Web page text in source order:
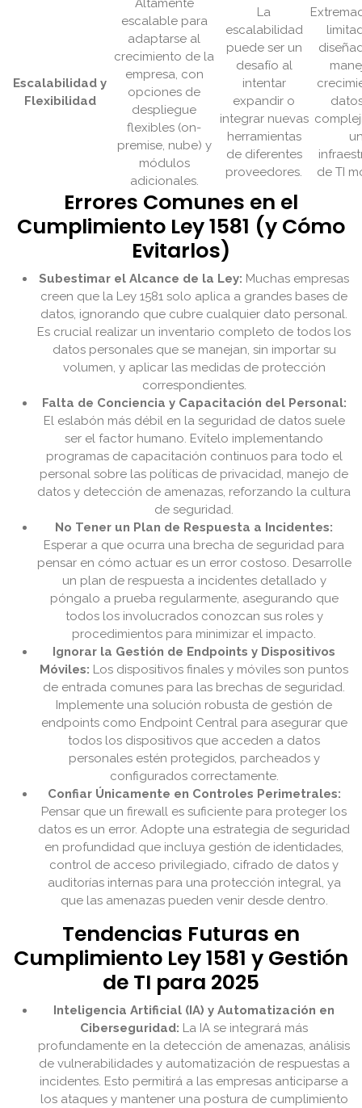
Escalabilidad y
Flexibilidad
Altamente
escalable para
adaptarse al
crecimiento de la
empresa, con
opciones de
despliegue
flexibles (on-
premise, nube) y
módulos
adicionales.
La
escalabilidad
puede ser un
desafío al
intentar
expandir o
integrar nuevas
herramientas
de diferentes
proveedores.
de TI
Errores Comunes en el
Cumplimiento Ley 1581 (y Cómo
Evitarlos)
Subestimar el Alcance de la Ley: Muchas empresas
creen que la Ley 1581 solo aplica a grandes bases de
datos, ignorando que cubre cualquier dato personal.
Es crucial realizar un inventario completo de todos los
datos personales que se manejan, sin importar su
volumen, y aplicar las medidas de protección
correspondientes.
Falta de Conciencia y Capacitación del Personal:
El eslabón más débil en la seguridad de datos suele
ser el factor humano. Evítelo implementando
programas de capacitación continuos para todo el
personal sobre las políticas de privacidad, manejo de
datos y detección de amenazas, reforzando la cultura
de seguridad.
No Tener un Plan de Respuesta a Incidentes:
Esperar a que ocurra una brecha de seguridad para
pensar en cómo actuar es un error costoso. Desarrolle
un plan de respuesta a incidentes detallado y
póngalo a prueba regularmente, asegurando que
todos los involucrados conozcan sus roles y
procedimientos para minimizar el impacto.
Ignorar la Gestión de Endpoints y Dispositivos
Móviles: Los dispositivos finales y móviles son puntos
de entrada comunes para las brechas de seguridad.
Implemente una solución robusta de gestión de
endpoints como Endpoint Central para asegurar que
todos los dispositivos que acceden a datos
personales estén protegidos, parcheados y
configurados correctamente.
Confiar Únicamente en Controles Perimetrales:
Pensar que un firewall es suficiente para proteger los
datos es un error. Adopte una estrategia de seguridad
en profundidad que incluya gestión de identidades,
control de acceso privilegiado, cifrado de datos y
auditorías internas para una protección integral, ya
que las amenazas pueden venir desde dentro.
Tendencias Futuras en
Cumplimiento Ley 1581 y Gestión
de TI para 2025
Inteligencia Artificial (IA) y Automatización en
Ciberseguridad: La IA se integrará más
profundamente en la detección de amenazas, análisis
de vulnerabilidades y automatización de respuestas a
incidentes. Esto permitirá a las empresas anticiparse a
los ataques y mantener una postura de cumplimiento